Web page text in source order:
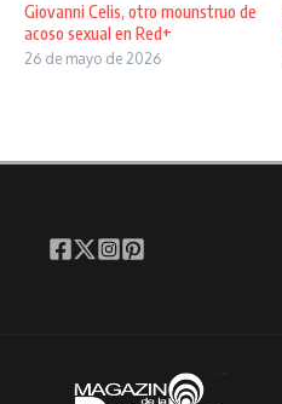
Giovanni Celis, otro mounstruo de
acoso sexual en Red+
26 de mayo de 2026